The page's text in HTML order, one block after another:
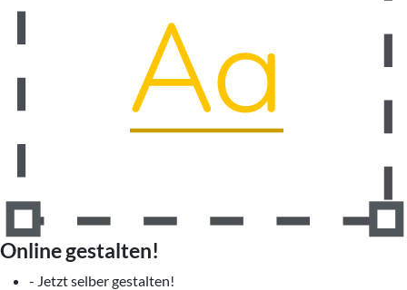
Online gestalten!
- Jetzt selber gestalten!